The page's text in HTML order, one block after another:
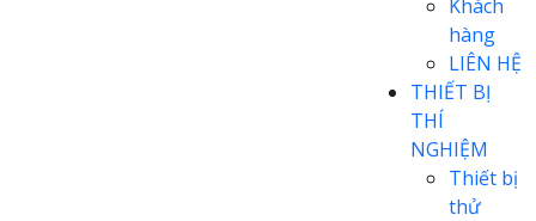
Khách
hàng
LIÊN HỆ
THIẾT BỊ
THÍ
NGHIỆM
Thiết bị
thử